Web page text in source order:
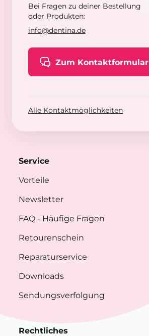
Bei Fragen zu deiner Bestellung
oder Produkten:
info@dentina.de
Zum Kontaktformular
Alle Kontaktmöglichkeiten
Service
Vorteile
Newsletter
FAQ - Häufige Fragen
Retourenschein
Reparaturservice
Downloads
Sendungsverfolgung
Rechtliches